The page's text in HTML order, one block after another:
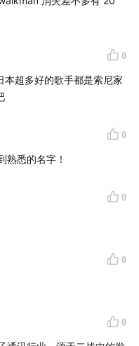
造业的败北》
：领先企业如何被新兴
》
0
超多好的歌手都是索尼家
0
熟悉的名字！
0
0
0